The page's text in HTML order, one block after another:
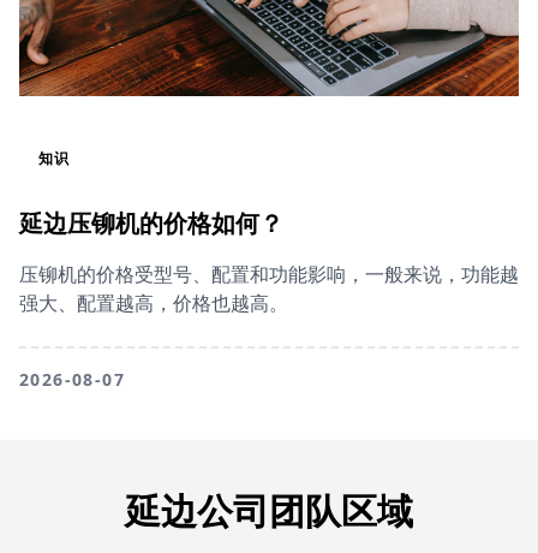
知识
延边压铆机的价格如何？
压铆机的价格受型号、配置和功能影响，一般来说，功能越
强大、配置越高，价格也越高。
2026-08-07
延边公司团队区域